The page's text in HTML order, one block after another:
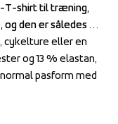
T-shirt til træning,
den er således
eller en
og 13 % elastan,
pasform med
T-shirt til træning,
den er således
eller en
og 13 % elastan,
pasform med